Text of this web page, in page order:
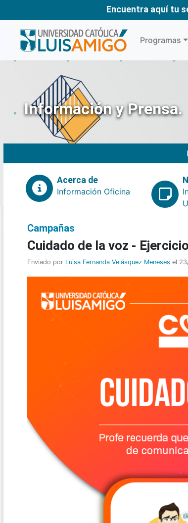
Encuentra aquí tu
Programas
Información y Prensa.
Acerca de
Información Oficina
Campañas
Cuidado de la voz -
Enviado por Luisa Fernanda Velásquez Meneses el